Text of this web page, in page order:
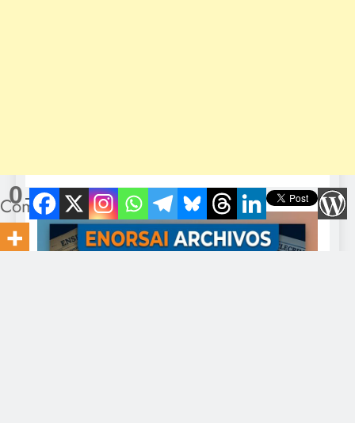
0
Compartidos